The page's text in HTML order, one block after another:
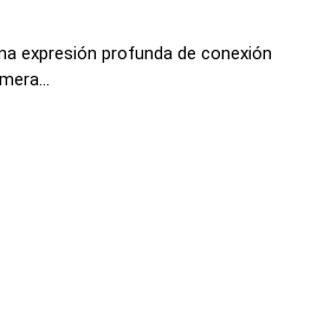
expresión profunda de conexión